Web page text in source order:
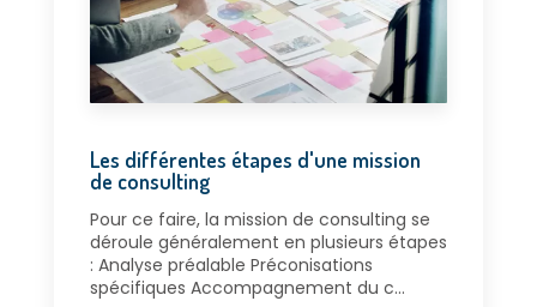
Les différentes étapes d'une mission
de consulting
Pour ce faire, la mission de consulting se
déroule généralement en plusieurs étapes
: Analyse préalable Préconisations
spécifiques Accompagnement du c...